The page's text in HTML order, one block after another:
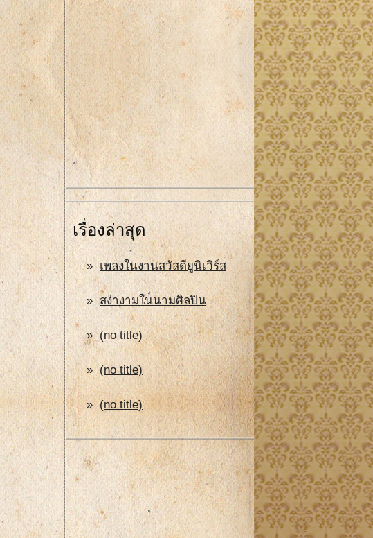
เรื่องล่าสุด
เพลงในงานสวัสดียูนิเวิร์ส
สง่างามในนามศิลปิน
(no title)
(no title)
(no title)